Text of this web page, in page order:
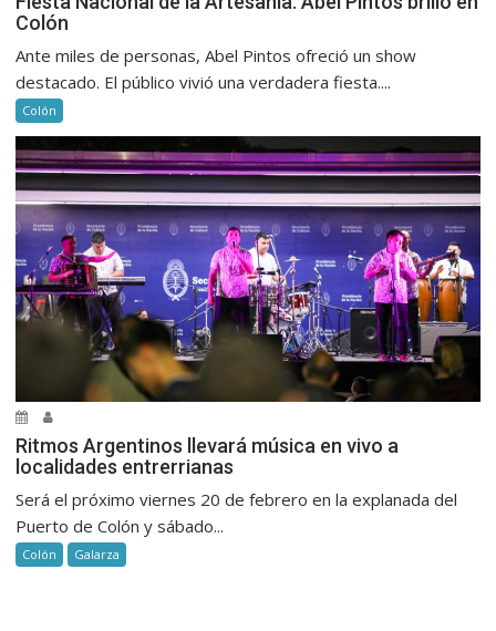
Colón
Ante miles de personas, Abel Pintos ofreció un show
destacado. El público vivió una verdadera fiesta....
Colón
Ritmos Argentinos llevará música en vivo a
localidades entrerrianas
Será el próximo viernes 20 de febrero en la explanada del
Puerto de Colón y sábado...
Colón Galarza